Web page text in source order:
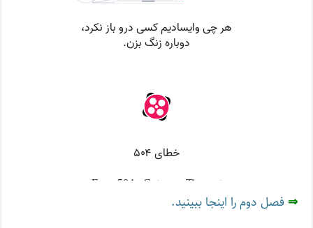
⇒ فصل دوم را اینجا ببینید.